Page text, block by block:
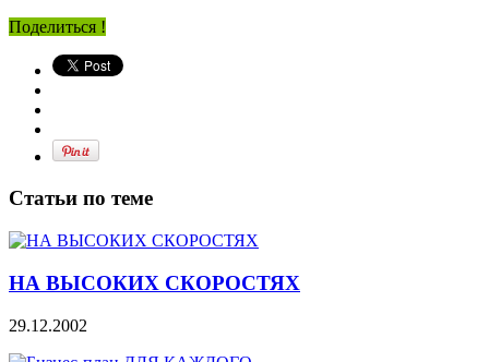
Поделиться !
Статьи по теме
НА ВЫСОКИХ СКОРОСТЯХ
29.12.2002